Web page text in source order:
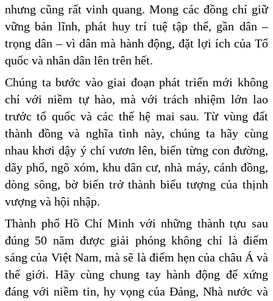
nhưng cũng rất vinh quang. Mong các đồng chí giữ
vững bản lĩnh, phát huy trí tuệ tập thể, gần dân –
trọng dân – vì dân mà hành động, đặt lợi ích của Tổ
quốc và nhân dân lên trên hết.
Chúng ta bước vào giai đoạn phát triển mới không
chỉ với niềm tự hào, mà với trách nhiệm lớn lao
trước tổ quốc và các thế hệ mai sau. Từ vùng đất
thành đồng và nghĩa tình này, chúng ta hãy cùng
nhau khơi dậy ý chí vươn lên, biến từng con đường,
dãy phố, ngõ xóm, khu dân cư, nhà máy, cánh đồng,
dòng sông, bờ biển trở thành biểu tượng của thịnh
vượng và hội nhập.
Thành phố Hồ Chí Minh với những thành tựu sau
đúng 50 năm được giải phóng không chỉ là điểm
sáng của Việt Nam, mà sẽ là điểm hẹn của châu Á và
thế giới. Hãy cùng chung tay hành động để xứng
đáng với niềm tin, hy vọng của Đảng, Nhà nước và